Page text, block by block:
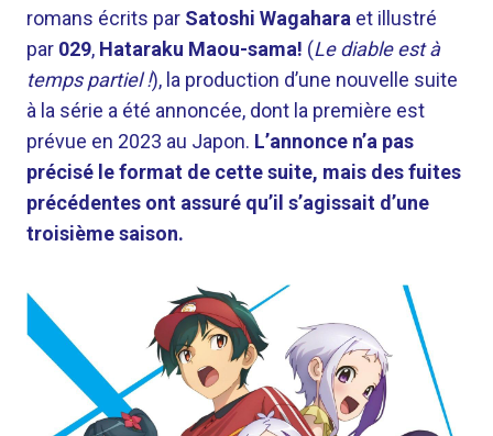
romans écrits par Satoshi Wagahara et illustré
par 029, Hataraku Maou-sama! (Le diable est à
temps partiel !), la production d’une nouvelle suite
à la série a été annoncée, dont la première est
prévue en 2023 au Japon. L’annonce n’a pas
précisé le format de cette suite, mais des fuites
précédentes ont assuré qu’il s’agissait d’une
troisième saison.